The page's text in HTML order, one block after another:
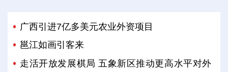
广西引进7亿多美元农业外资项目
邕江如画引客来
走活开放发展棋局 五象新区推动更高水平对外